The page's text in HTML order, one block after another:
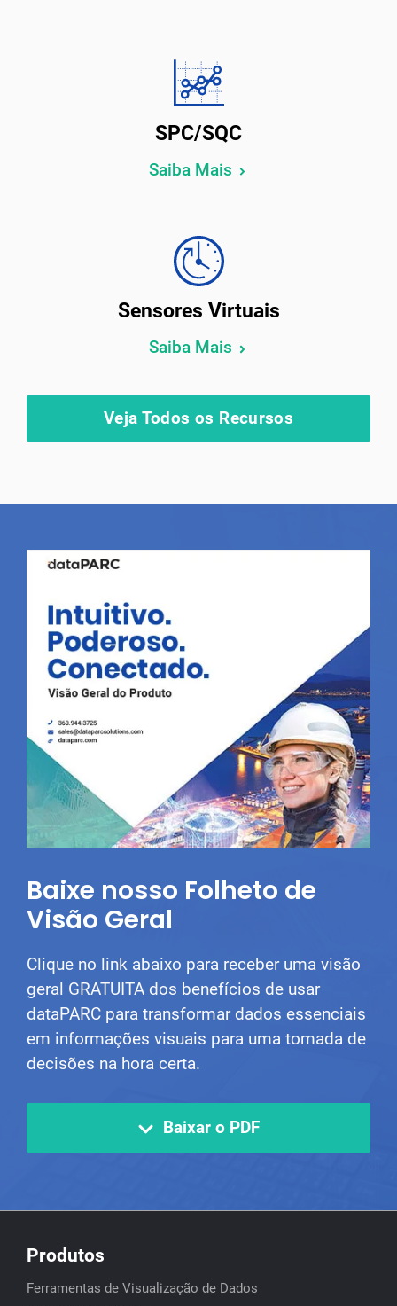
SPC/SQC
Saiba Mais
Sensores Virtuais
Saiba Mais
Veja Todos os Recursos
Baixe nosso Folheto de
Visão Geral
Clique no link abaixo para receber uma visão
geral GRATUITA dos benefícios de usar
dataPARC para transformar dados essenciais
em informações visuais para uma tomada de
decisões na hora certa.
Baixar o PDF
Produtos
Ferramentas de Visualização de Dados